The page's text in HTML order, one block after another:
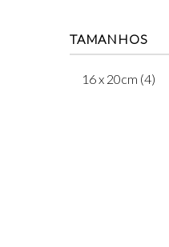
TAMANHOS
16 x 20cm (4)